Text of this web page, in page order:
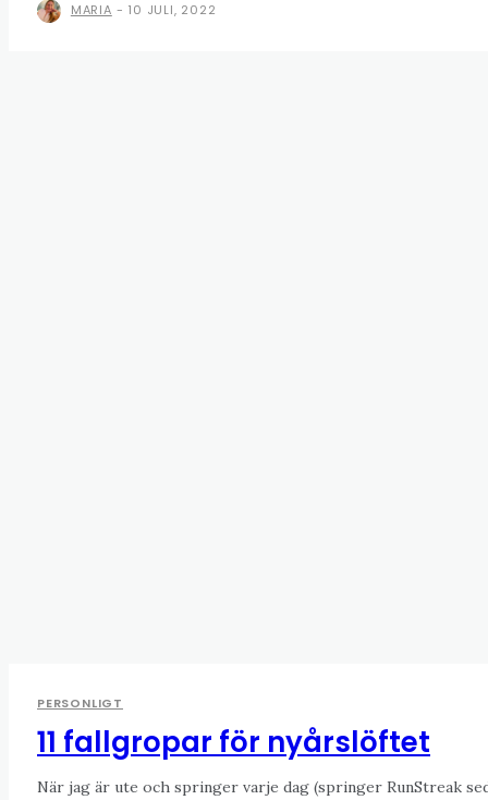
MARIA - 10 JULI, 2022
PERSONLIGT
11 fallgropar för nyårslöftet
När jag är ute och springer varje dag (springer RunStreak